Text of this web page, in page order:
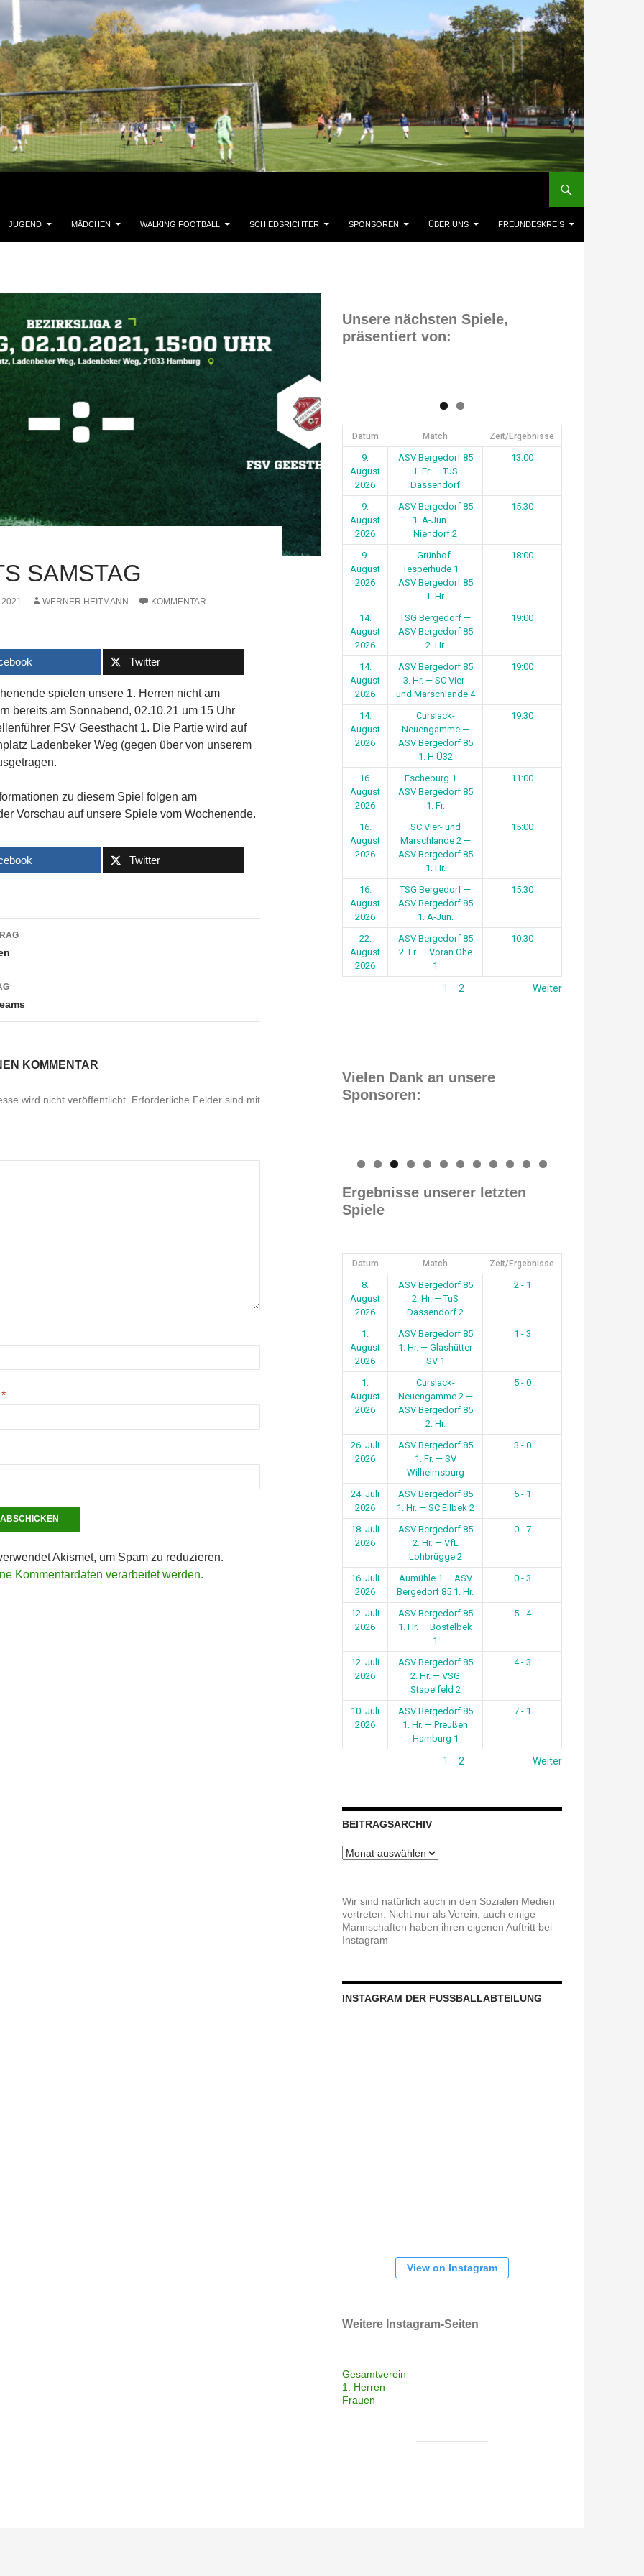
JUGEND MÄDCHEN WALKING FOOTBALL SCHIEDSRICHTER SPONSOREN ÜBER UNS FREUNDESKREIS
SAMSTAG
WERNER HEITMANN
KOMMENTAR
Twitter
spielen unsere 1. Herren nicht am
bereits am Sonnabend, 02.10.21 um 15 Uhr
FSV Geesthacht 1. Die Partie wird auf
Ladenbeker Weg (gegen über von unserem
zu diesem Spiel folgen am
Vorschau auf unsere Spiele vom Wochenende.
Twitter
KOMMENTAR
wird nicht veröffentlicht. Erforderliche Felder sind mit
*
Akismet, um Spam zu reduzieren.
Kommentardaten verarbeitet werden.
Unsere nächsten Spiele,
präsentiert von:
Datum Match Zeit/Ergebnisse
9.
August
2026
ASV Bergedorf 85
1. Fr. — TuS
Dassendorf
13:00
9.
August
2026
ASV Bergedorf 85
1. A-Jun. —
Niendorf 2
15:30
9.
August
2026
Grünhof-
Tesperhude 1 —
ASV Bergedorf 85
1. Hr.
18:00
14.
August
2026
TSG Bergedorf —
ASV Bergedorf 85
2. Hr.
19:00
14.
August
2026
ASV Bergedorf 85
3. Hr. — SC Vier-
und Marschlande 4
19:00
14.
August
2026
Curslack-
Neuengamme —
ASV Bergedorf 85
1. H Ü32
19:30
16.
August
2026
Escheburg 1 —
ASV Bergedorf 85
1. Fr.
11:00
16.
August
2026
SC Vier- und
Marschlande 2 —
ASV Bergedorf 85
1. Hr.
15:00
16.
August
2026
TSG Bergedorf —
ASV Bergedorf 85
1. A-Jun.
15:30
22.
August
2026
ASV Bergedorf 85
2. Fr. — Voran Ohe
1
10:30
1 2 Weiter
Vielen Dank an unsere
Sponsoren:
0 1 2
Ergebnisse unserer letzten
Spiele
Datum Match Zeit/Ergebnisse
8.
August
2026
ASV Bergedorf 85
2. Hr. — TuS
Dassendorf 2
2 - 1
1.
August
2026
ASV Bergedorf 85
1. Hr. — Glashütter
SV 1
1 - 3
1.
August
2026
Curslack-
Neuengamme 2 —
ASV Bergedorf 85
2. Hr.
5 - 0
26. Juli
2026
ASV Bergedorf 85
1. Fr. — SV
Wilhelmsburg
3 - 0
24. Juli
2026
ASV Bergedorf 85
1. Hr. — SC Eilbek 2
5 - 1
18. Juli
2026
ASV Bergedorf 85
2. Hr. — VfL
Lohbrügge 2
0 - 7
16. Juli
2026
Aumühle 1 — ASV
Bergedorf 85 1. Hr.
0 - 3
12. Juli
2026
ASV Bergedorf 85
1. Hr. — Bostelbek
1
5 - 4
12. Juli
2026
ASV Bergedorf 85
2. Hr. — VSG
Stapelfeld 2
4 - 3
10. Juli
2026
ASV Bergedorf 85
1. Hr. — Preußen
Hamburg 1
7 - 1
1 2 Weiter
BEITRAGSARCHIV
Beitragsarchiv
Wir sind natürlich auch in den Sozialen Medien
vertreten. Nicht nur als Verein, auch einige
Mannschaften haben ihren eigenen Auftritt bei
Instagram
INSTAGRAM DER FUSSBALLABTEILUNG
View on Instagram
Weitere Instagram-Seiten
Gesamtverein
1. Herren
Frauen